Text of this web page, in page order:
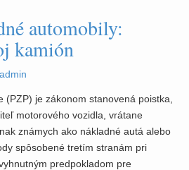
automobily:
kamión
admin
(PZP) je zákonom stanovená poistka,
motorového vozidla, vrátane
známych ako nákladné autá alebo
spôsobené tretím stranám pri
predpokladom pre